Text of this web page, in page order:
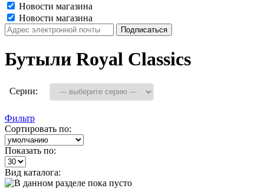
Новости магазина
Новости магазина
Бутыли Royal Classics
Серии:
Фильтр
Сортировать по:
Показать по:
Вид каталога: